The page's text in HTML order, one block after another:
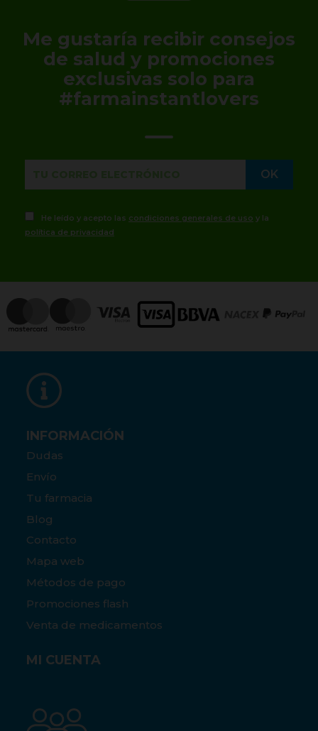
Me gustaría recibir consejos
de salud y promociones
exclusivas solo para
#farmainstantlovers
He leído y acepto las condiciones generales de uso y la
política de privacidad
INFORMACIÓN
Dudas
Envío
Tu farmacia
Blog
Contacto
Mapa web
Métodos de pago
Promociones flash
Venta de medicamentos
MI CUENTA